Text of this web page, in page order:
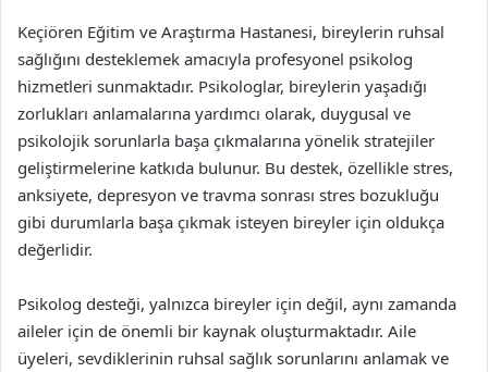
Keçiören Eğitim ve Araştırma Hastanesi, bireylerin ruhsal
sağlığını desteklemek amacıyla profesyonel psikolog
hizmetleri sunmaktadır. Psikologlar, bireylerin yaşadığı
zorlukları anlamalarına yardımcı olarak, duygusal ve
psikolojik sorunlarla başa çıkmalarına yönelik stratejiler
geliştirmelerine katkıda bulunur. Bu destek, özellikle stres,
anksiyete, depresyon ve travma sonrası stres bozukluğu
gibi durumlarla başa çıkmak isteyen bireyler için oldukça
değerlidir.
Psikolog desteği, yalnızca bireyler için değil, aynı zamanda
aileler için de önemli bir kaynak oluşturmaktadır. Aile
üyeleri, sevdiklerinin ruhsal sağlık sorunlarını anlamak ve